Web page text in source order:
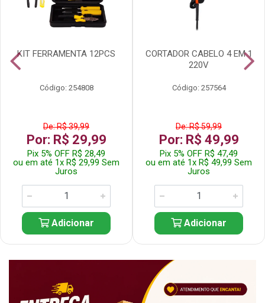
KIT FERRAMENTA 12PCS
Código: 254808
De: R$ 39,99
Por: R$ 29,99
Pix 5% OFF R$ 28,49
ou em até 1x R$ 29,99 Sem
Juros
Adicionar
CORTADOR CABELO 4 EM 1
220V
Código: 257564
De: R$ 59,99
Por: R$ 49,99
Pix 5% OFF R$ 47,49
ou em até 1x R$ 49,99 Sem
Juros
Adicionar